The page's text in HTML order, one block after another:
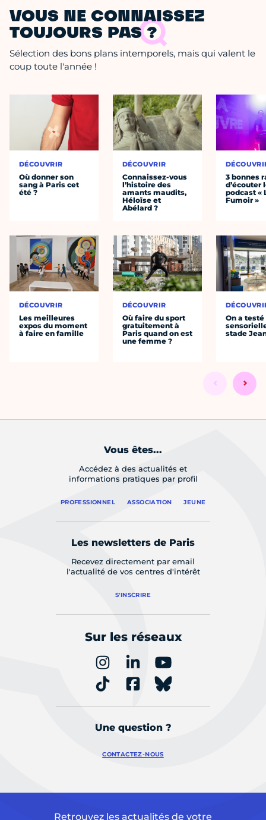
VOUS NE CONNAISSEZ
TOUJOURS PAS ?
Sélection des bons plans intemporels, mais qui valent le
coup toute l'année !
DÉCOUVRIR
Où donner son
sang à Paris cet
été ?
DÉCOUVRIR
Les meilleures
expos du moment
à faire en famille
DÉCOUVRIR
Connaissez-vous
l’histoire des
amants maudits,
Héloïse et
Abélard ?
DÉCOUVRIR
Où faire du sport
gratuitement à
Paris quand on est
une femme ?
3 bonnes
d’écouter
podcast «
Fumoir »
On a
stade
Vous êtes...
Accédez à des actualités et
informations pratiques par profil
PROFESSIONNEL ASSOCIATION JEUNE
Les newsletters de Paris
Recevez directement par email
l'actualité de vos centres d'intérêt
S'INSCRIRE
Sur les réseaux
Une question ?
CONTACTEZ-NOUS
Retrouvez les actualités de votre